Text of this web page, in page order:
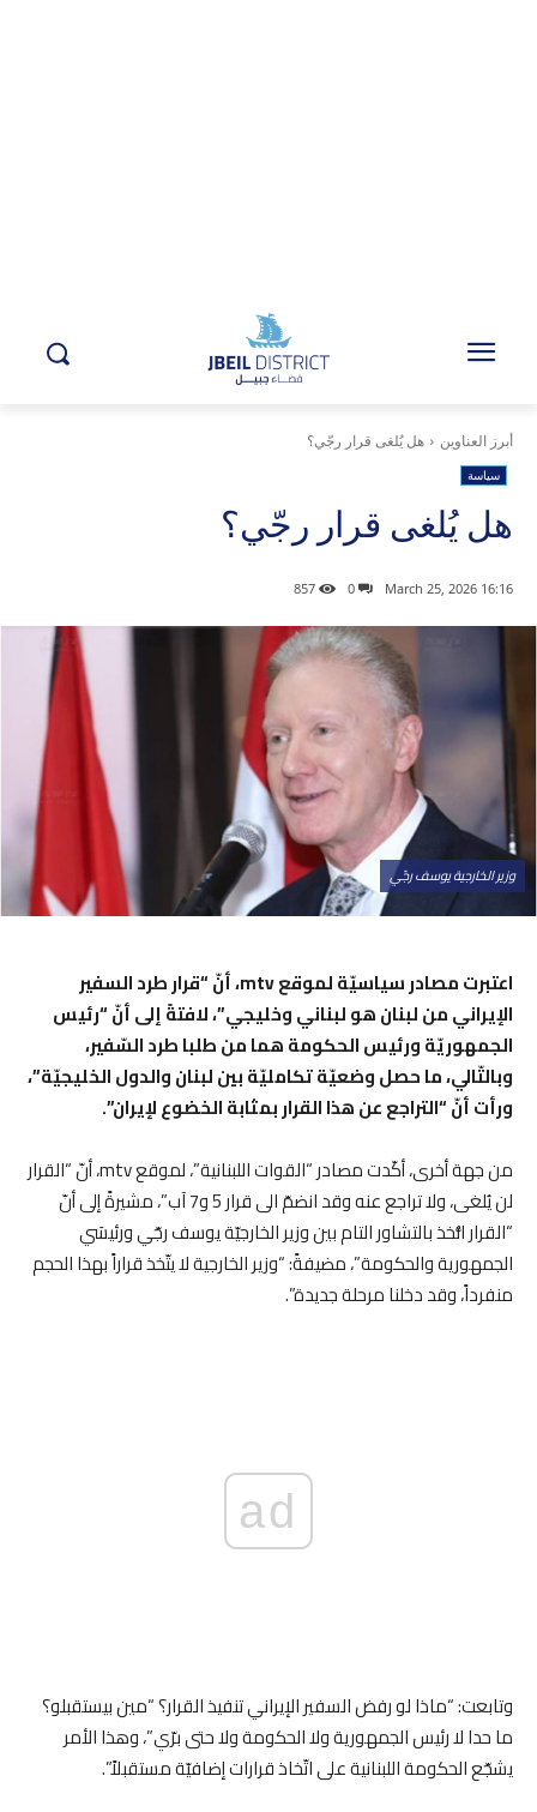
أبرز العناوين هل يُلغى قرار رجّي؟
سياسة
هل يُلغى قرار رجّي؟
16:16 2026 ,March 25
0
857
وزير الخارجية يوسف رجّي
اعتبرت مصادر سياسيّة لموقع mtv، أنّ “قرار طرد السفير
الإيراني من لبنان هو لبناني وخليجي”، لافتةً إلى أنّ “رئيس
الجمهوريّة ورئيس الحكومة هما من طلبا طرد السّفير،
وبالتّالي، ما حصل وضعيّة تكامليّة بين لبنان والدول الخليجيّة”،
ورأت أنّ “التراجع عن هذا القرار بمثابة الخضوع لإيران”.
من جهة أخرى، أكّدت مصادر “القوات اللبنانية”، لموقع mtv، أنّ “القرار
لن يُلغى، ولا تراجع عنه وقد انضمّ الى قرار 5 و7 آب”، مشيرةً إلى أنّ
“القرار اتُّخذ بالتشاور التام بين وزير الخارجيّة يوسف رجّي ورئيسَي
الجمهورية والحكومة”، مضيفةً: “وزير الخارجية لا يتّخذ قراراً بهذا الحجم
منفرداً، وقد دخلنا مرحلة جديدة”.
ad
وتابعت: “ماذا لو رفض السفير الإيراني تنفيذ القرار؟ “مين بيستقبلو؟
ما حدا لا رئيس الجمهورية ولا الحكومة ولا حتى برّي”، وهذا الأمر
يشجّع الحكومة اللبنانية على اتّخاذ قرارات إضافيّة مستقبلاً”.